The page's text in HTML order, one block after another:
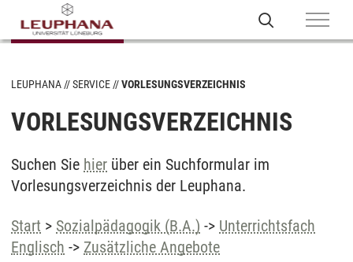
LEUPHANA SERVICE VORLESUNGSVERZEICHNIS
VORLESUNGSVERZEICHNIS
Suchen Sie hier über ein Suchformular im
Vorlesungsverzeichnis der Leuphana.
Start > Sozialpädagogik (B.A.) -> Unterrichtsfach
Englisch -> Zusätzliche Angebote